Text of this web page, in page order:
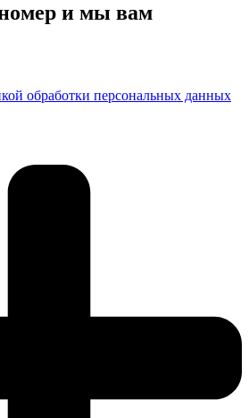
и мы вам
обработки персональных данных